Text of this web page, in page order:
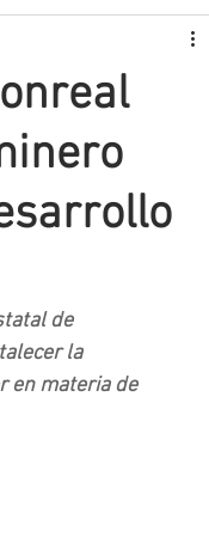
de
la
en materia de